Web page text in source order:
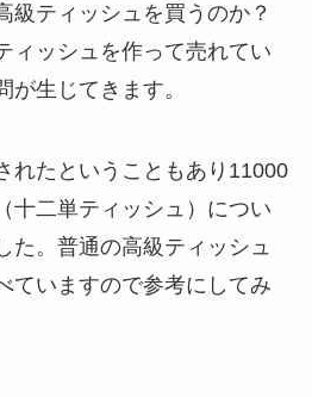
級ティッシュを買うのか？
ィッシュを作って売れてい
が生じてきます。
れたということもあり11000
十二単ティッシュ）につい
た。普通の高級ティッシュ
ていますので参考にしてみ